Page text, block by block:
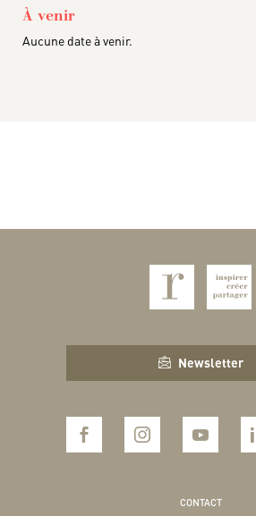
À venir
Aucune date à venir.
Newsletter
CONTACT